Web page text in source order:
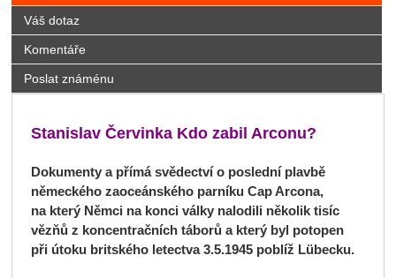
Váš dotaz
Komentáře
Poslat známénu
Stanislav Červinka Kdo zabil Arconu?
Dokumenty a přímá svědectví o poslední plavbě
německého zaoceánského parníku Cap Arcona,
na který Němci na konci války nalodili několik tisíc
vězňů z koncentračních táborů a který byl potopen
při útoku britského letectva 3.5.1945 poblíž Lübecku.